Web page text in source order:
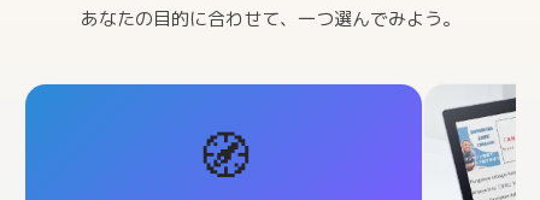
あなたの目的に合わせて、一つ選んでみよう。
🧭